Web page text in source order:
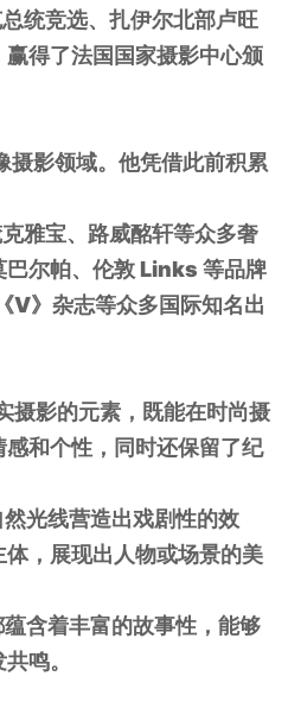
统竞选、扎伊尔北部卢旺
得了法国国家摄影中心颁
影领域。他凭借此前积累
雅宝、路威酩轩等众多奢
巴尔帕、伦敦 Links 等品牌
V》杂志等众多国际知名出
影的元素，既能在时尚摄
和个性，同时还保留了纪
光线营造出戏剧性的效
，展现出人物或场景的美
含着丰富的故事性，能够
鸣。